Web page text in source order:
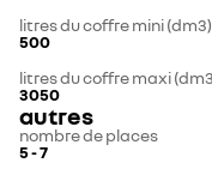
litres du coffre mini (dm3)
500
litres du coffre maxi
3050
autres
nombre de places
5 - 7